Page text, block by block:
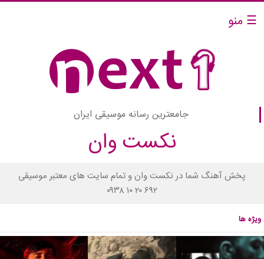
☰ منو
جامعترین رسانه موسیقی ایران
نکست وان
پخش آهنگ شما در نکست وان و تمام سایت های معتبر موسیقی
۰۹۳۸ ۱۰ ۲۰ ۶۹۲
ویژه ها